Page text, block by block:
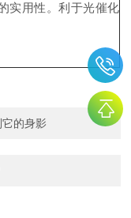
实用性。利于光催化
的身影